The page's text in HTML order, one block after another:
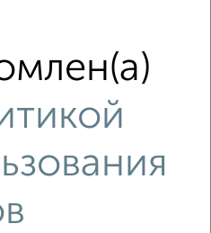
рядом
от 40 лет Октября 5